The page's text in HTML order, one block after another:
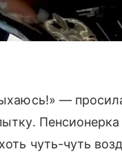
—
чуть-чуть